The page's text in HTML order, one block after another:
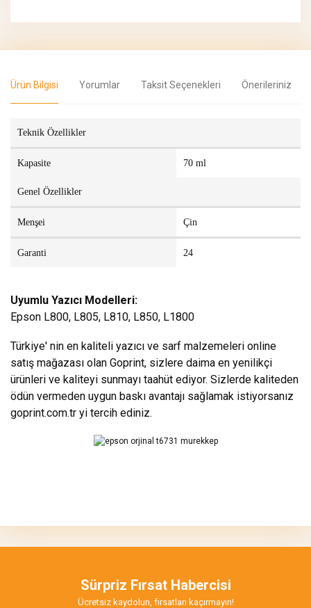
Ürün Bilgisi Yorumlar Taksit Seçenekleri Önerileriniz
Teknik Özellikler
Kapasite 70 ml
Genel Özellikler
Menşei Çin
Garanti 24
Uyumlu Yazıcı Modelleri:
Epson L800, L805, L810, L850, L1800
Türkiye' nin en kaliteli yazıcı ve sarf malzemeleri online
satış mağazası olan Goprint, sizlere daima en yenilikçi
ürünleri ve kaliteyi sunmayı taahüt ediyor. Sizlerde kaliteden
ödün vermeden uygun baskı avantajı sağlamak istiyorsanız
goprint.com.tr yi tercih ediniz.
Yorum Yaz
Ürün bilgilerinde hatalar bulunuyor.
Sürpriz Fırsat Habercisi
Ücretsiz kaydolun, fırsatları kaçırmayın!